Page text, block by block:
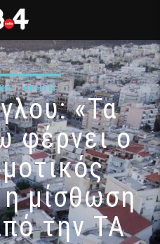
ΚΡΉΤΗ
«Τα
φέρνει ο
μίσθωση
την ΤΑ